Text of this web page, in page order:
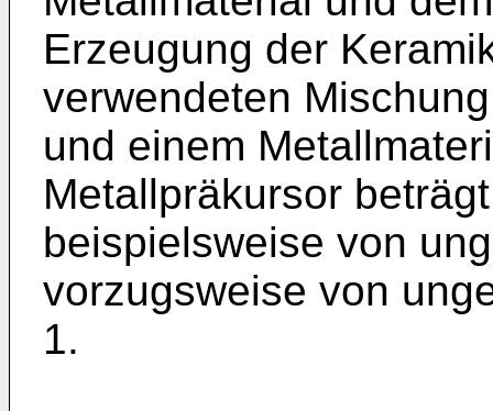
Erzeugung der
verwendeten
und einem
Metallpräkursor
beispielsweise von
vorzugsweise von
1.